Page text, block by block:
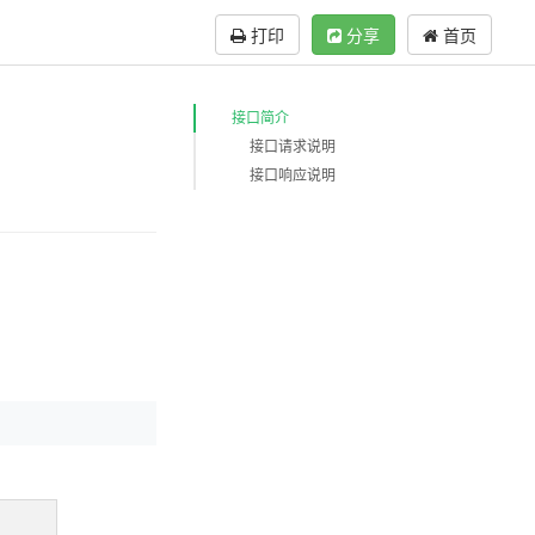
打印 首页
分享
接口简介
接口请求说明
接口响应说明